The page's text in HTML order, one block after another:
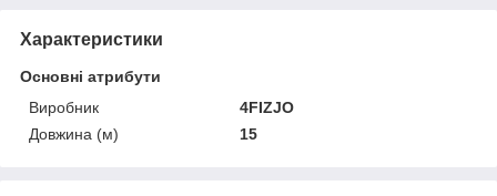
Характеристики
Основні атрибути
Виробник
4FIZJO
Довжина (м)
15